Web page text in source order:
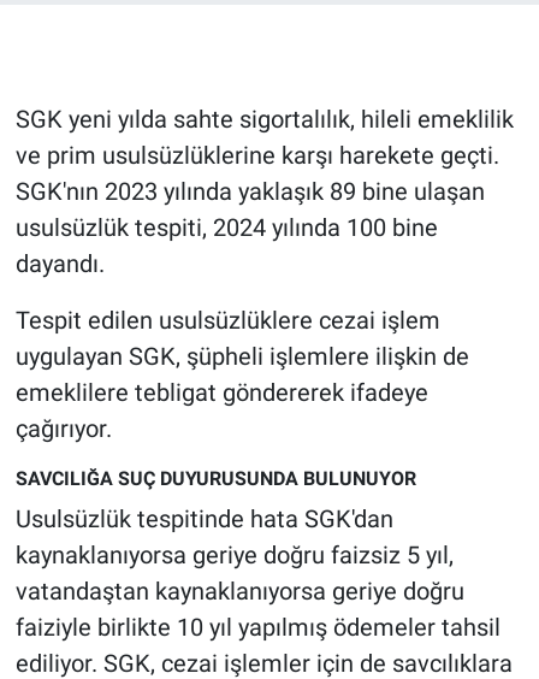
SGK yeni yılda sahte sigortalılık, hileli emeklilik
ve prim usulsüzlüklerine karşı harekete geçti.
SGK'nın 2023 yılında yaklaşık 89 bine ulaşan
usulsüzlük tespiti, 2024 yılında 100 bine
dayandı.
Tespit edilen usulsüzlüklere cezai işlem
uygulayan SGK, şüpheli işlemlere ilişkin de
emeklilere tebligat göndererek ifadeye
çağırıyor.
SAVCILIĞA SUÇ DUYURUSUNDA BULUNUYOR
Usulsüzlük tespitinde hata SGK'dan
kaynaklanıyorsa geriye doğru faizsiz 5 yıl,
vatandaştan kaynaklanıyorsa geriye doğru
faiziyle birlikte 10 yıl yapılmış ödemeler tahsil
ediliyor. SGK, cezai işlemler için de savcılıklara
Gündem Özel
Günün görüntüsü
Haber
İlan
Kimdir
Kültür Sanat
Ne demişti
Nedir